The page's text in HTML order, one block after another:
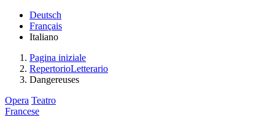
Deutsch
Français
Italiano
Pagina iniziale
RepertorioLetterario
Dangereuses
Opera Teatro
Francese